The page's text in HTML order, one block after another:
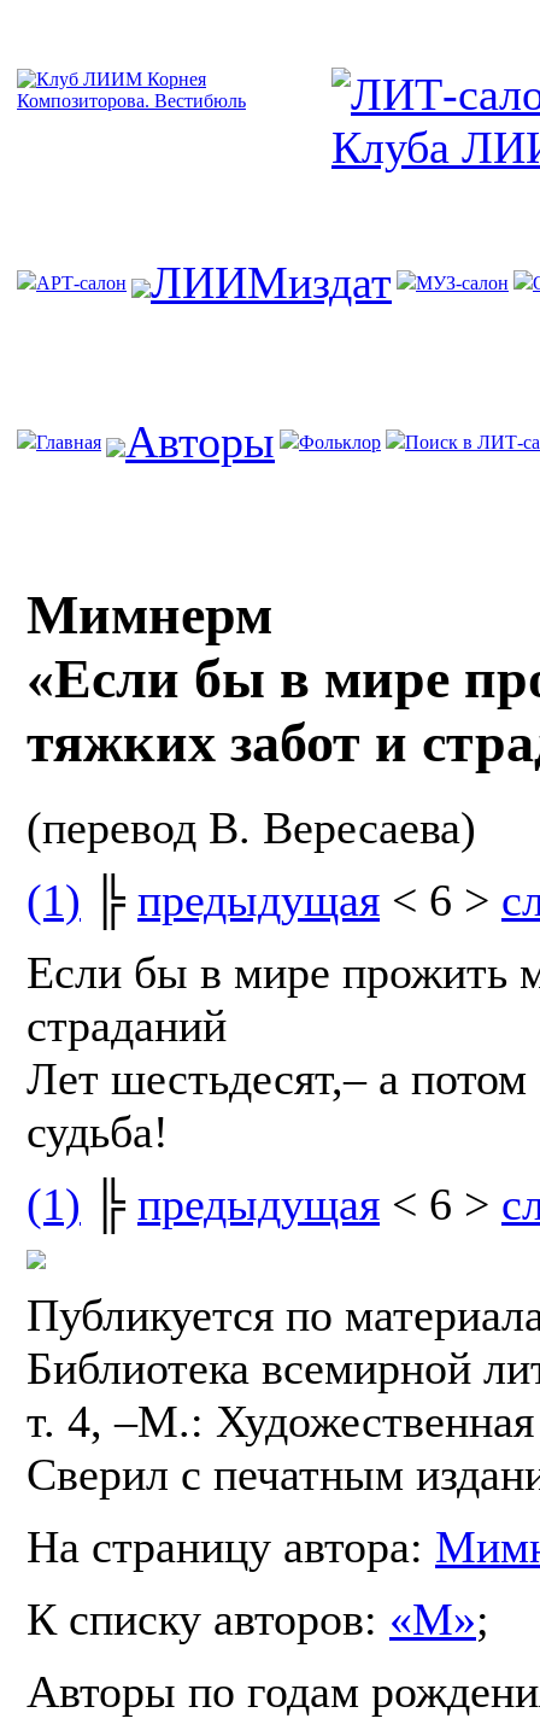
АРТ-салон ЛИИМиздат МУЗ-салон
Главная Авторы Фольклор Поиск в ЛИТ-
Мимнерм
«Если бы в мире
тяжких забот и
(перевод В. Вересаева)
(1) ╠ предыдущая < 6 >
Если бы в мире прожить
страданий
Лет шестьдесят,– а
судьба!
(1) ╠ предыдущая < 6 >
Публикуется по
Библиотека всемирной
т. 4, –М.: Художественная
Сверил с печатным
На страницу автора:
К списку авторов: «М»;
Авторы по годам